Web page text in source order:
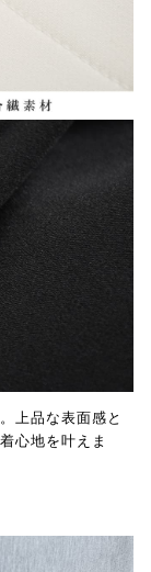
上品な表面感と
心地を叶えま